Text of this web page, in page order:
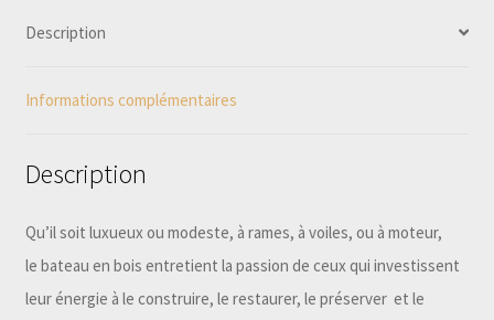
Description
Informations complémentaires
Description
Qu’il soit luxueux ou modeste, à rames, à voiles, ou à moteur,
le bateau en bois entretient la passion de ceux qui investissent
leur énergie à le construire, le restaurer, le préserver et le